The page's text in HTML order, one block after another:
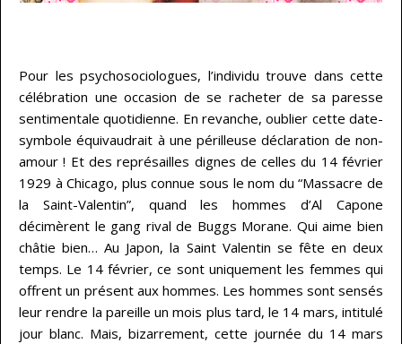
Pour les psychosociologues, l’individu trouve dans cette
célébration une occasion de se racheter de sa paresse
sentimentale quotidienne. En revanche, oublier cette date-
symbole équivaudrait à une périlleuse déclaration de non-
amour ! Et des représailles dignes de celles du 14 février
1929 à Chicago, plus connue sous le nom du “Massacre de
la Saint-Valentin”, quand les hommes d’Al Capone
décimèrent le gang rival de Buggs Morane. Qui aime bien
châtie bien… Au Japon, la Saint Valentin se fête en deux
temps. Le 14 février, ce sont uniquement les femmes qui
offrent un présent aux hommes. Les hommes sont sensés
leur rendre la pareille un mois plus tard, le 14 mars, intitulé
jour blanc. Mais, bizarrement, cette journée du 14 mars